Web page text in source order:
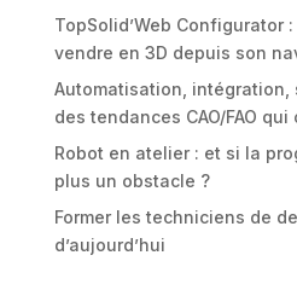
TopSolid’Web Configurator
vendre en 3D depuis son
Automatisation, intégration,
des tendances CAO/FAO
Robot en atelier : et si la
plus un obstacle ?
Former les techniciens de
d’aujourd’hui